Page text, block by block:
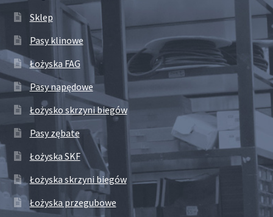
Sklep
Pasy klinowe
Łożyska FAG
Pasy napędowe
Łożysko skrzyni biegów
Pasy zębate
Łożyska SKF
Łożyska skrzyni biegów
Łożyska przegubowe